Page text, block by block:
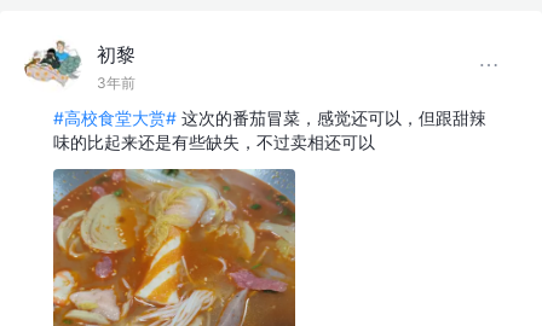
初黎
3年前
#高校食堂大赏# 这次的番茄冒菜，感觉还可以，但跟甜辣
味的比起来还是有些缺失，不过卖相还可以